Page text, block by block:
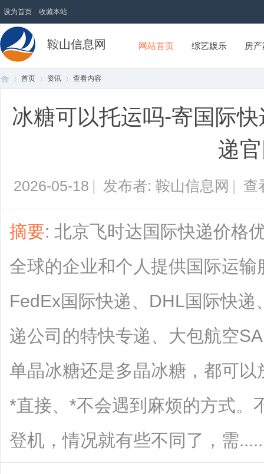
设为首页 收藏本站
鞍山信息网 网站首页 综艺娱乐 房
首页 资讯 查看内容
冰糖可以托运吗-寄国际
递
2026-05-18 | 发布者: 鞍山信息网 | 查
摘要: 北京飞时达国际快递价格
全球的企业和个人提供国际运
FedEx国际快递、DHL国际快
递公司的特快专递、大包航空
单晶冰糖还是多晶冰糖，都可
*直接、*不会遇到麻烦的方式。
登机，情况就有些不同了，需